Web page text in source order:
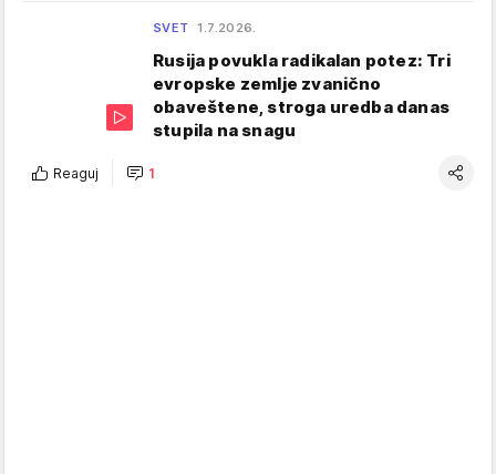
SVET 1.7.2026.
Rusija povukla radikalan potez: Tri
evropske zemlje zvanično
obaveštene, stroga uredba danas
stupila na snagu
Reaguj 1